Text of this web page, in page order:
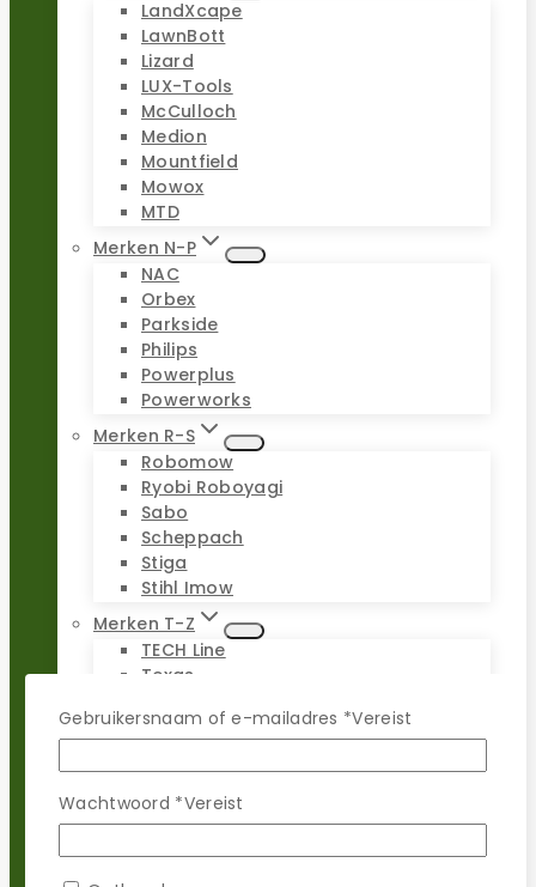
LandXcape
LawnBott
Lizard
LUX-Tools
McCulloch
Medion
Mountfield
Mowox
MTD
Merken N-P
NAC
Orbex
Parkside
Philips
Powerplus
Powerworks
Merken R-S
Robomow
Ryobi Roboyagi
Sabo
Scheppach
Stiga
Stihl Imow
Merken T-Z
TECH Line
Texas
Viking Imow
WOLF-Garten
Worx Landroid
Yardforce
Zoef Robot
Gebruikersnaam of e-mailadres *Vereist
Wachtwoord *Vereist